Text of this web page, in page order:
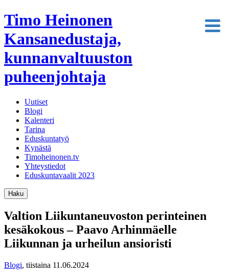
Timo Heinonen
Kansanedustaja,
kunnanvaltuuston
puheenjohtaja
Uutiset
Blogi
Kalenteri
Tarina
Eduskuntatyö
Kynästä
Timoheinonen.tv
Yhteystiedot
Eduskuntavaalit 2023
Haku
Valtion Liikuntaneuvoston perinteinen
kesäkokous – Paavo Arhinmäelle
Liikunnan ja urheilun ansioristi
Blogi, tiistaina 11.06.2024